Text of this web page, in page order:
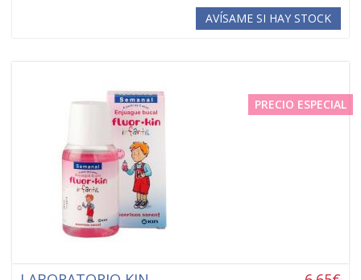
AVÍSAME SI HAY STOCK
PRECIO ESPECIAL